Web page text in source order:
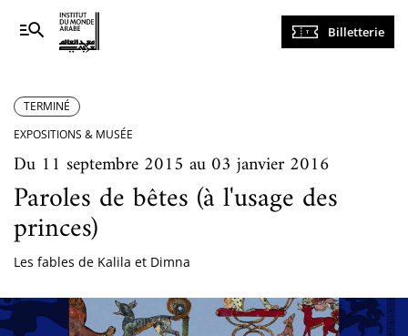
Navigation
principale
Billetterie
TERMINÉ
EXPOSITIONS & MUSÉE
Du 11 septembre 2015 au 03 janvier 2016
Paroles de bêtes (à l'usage des
princes)
Les fables de Kalila et Dimna